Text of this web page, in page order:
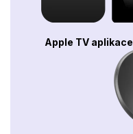
Apple TV aplikace